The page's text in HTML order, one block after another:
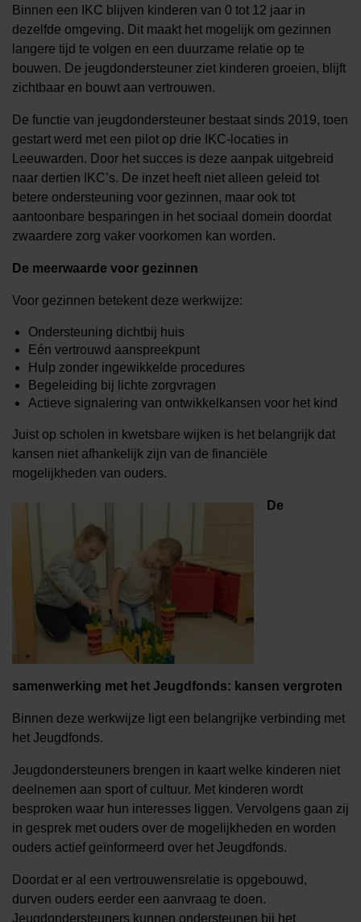
Binnen een IKC blijven kinderen van 0 tot 12 jaar in
dezelfde omgeving. Dit maakt het mogelijk om gezinnen
langere tijd te volgen en een duurzame relatie op te
bouwen. De jeugdondersteuner ziet kinderen groeien, blijft
zichtbaar en bouwt aan vertrouwen.
De functie van jeugdondersteuner bestaat sinds 2019, toen
gestart werd met een pilot op drie IKC-locaties in
Leeuwarden. Door het succes is deze aanpak uitgebreid
naar dertien IKC’s. De inzet heeft niet alleen geleid tot
betere ondersteuning voor gezinnen, maar ook tot
aantoonbare besparingen in het sociaal domein doordat
zwaardere zorg vaker voorkomen kan worden.
De meerwaarde voor gezinnen
Voor gezinnen betekent deze werkwijze:
Ondersteuning dichtbij huis
Eén vertrouwd aanspreekpunt
Hulp zonder ingewikkelde procedures
Begeleiding bij lichte zorgvragen
Actieve signalering van ontwikkelkansen voor het kind
Juist op scholen in kwetsbare wijken is het belangrijk dat
kansen niet afhankelijk zijn van de financiële
mogelijkheden van ouders.
De
samenwerking met het Jeugdfonds: kansen vergroten
Binnen deze werkwijze ligt een belangrijke verbinding met
het Jeugdfonds.
Jeugdondersteuners brengen in kaart welke kinderen niet
deelnemen aan sport of cultuur. Met kinderen wordt
besproken waar hun interesses liggen. Vervolgens gaan zij
in gesprek met ouders over de mogelijkheden en worden
ouders actief geïnformeerd over het Jeugdfonds.
Doordat er al een vertrouwensrelatie is opgebouwd,
durven ouders eerder een aanvraag te doen.
Jeugdondersteuners kunnen ondersteunen bij het